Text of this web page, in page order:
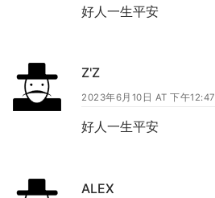
好人一生平安
Z'Z
2023年6月10日 AT 下午12:47
好人一生平安
ALEX